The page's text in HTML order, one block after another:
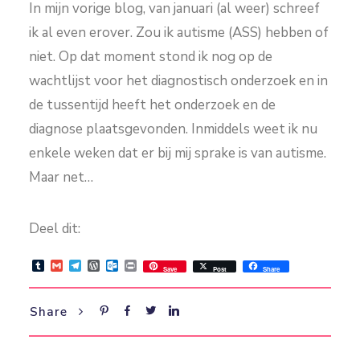
In mijn vorige blog, van januari (al weer) schreef
ik al even erover. Zou ik autisme (ASS) hebben of
niet. Op dat moment stond ik nog op de
wachtlijst voor het diagnostisch onderzoek en in
de tussentijd heeft het onderzoek en de
diagnose plaatsgevonden. Inmiddels weet ik nu
enkele weken dat er bij mij sprake is van autisme.
Maar net…
Deel dit:
Tumblr
GmailTelegram
WordPress
Outlook.com
PrintSave Post Share
Share